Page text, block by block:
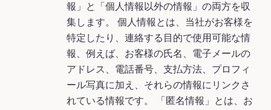
報」と「個人情報以外の情報」の両方を収
集します。 個人情報とは、当社がお客様を
特定したり、連絡する目的で使用可能な情
報、例えば、お客様の氏名、電子メールの
アドレス、電話番号、支払方法、プロフィ
ール写真に加え、それらの情報にリンクさ
れている情報です。 「匿名情報」とは、お